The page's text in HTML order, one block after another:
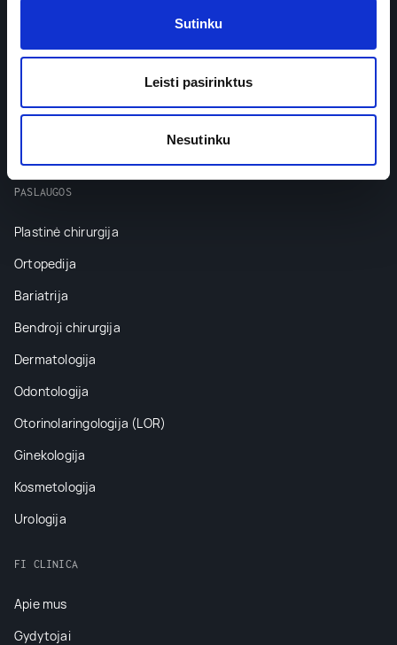
Sutinku
Leisti pasirinktus
Nesutinku
Prenumeruokite naujienlaiškį
PASLAUGOS
Plastinė chirurgija
Ortopedija
Bariatrija
Bendroji chirurgija
Dermatologija
Odontologija
Otorinolaringologija (LOR)
Ginekologija
Kosmetologija
Urologija
FI CLINICA
Apie mus
Gydytojai